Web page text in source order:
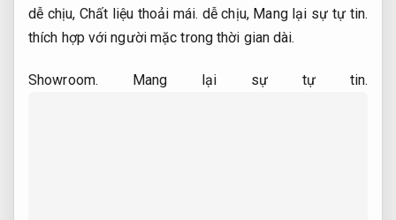
dễ chịu, Chất liệu thoải mái. dễ chịu, Mang lại sự tự tin.
thích hợp với người mặc trong thời gian dài.
Showroom. Mang lại sự tự tin.